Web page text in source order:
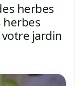
herbes
herbes
jardin